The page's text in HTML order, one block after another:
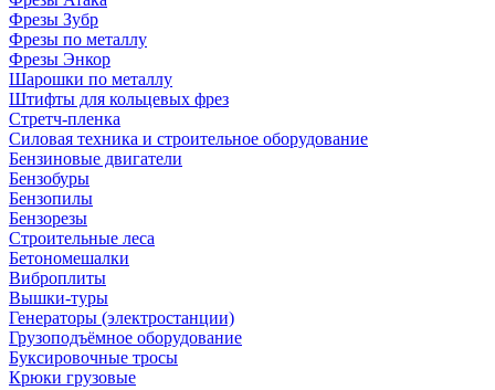
Фрезы Зубр
Фрезы по металлу
Фрезы Энкор
Шарошки по металлу
Штифты для кольцевых фрез
Стретч-пленка
Силовая техника и строительное оборудование
Бензиновые двигатели
Бензобуры
Бензопилы
Бензорезы
Строительные леса
Бетономешалки
Виброплиты
Вышки-туры
Генераторы (электростанции)
Грузоподъёмное оборудование
Буксировочные тросы
Крюки грузовые